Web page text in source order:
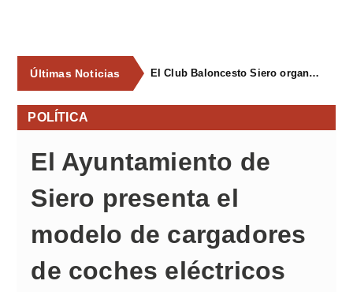
Últimas Noticias El Club Baloncesto Siero organizará su primer campus para niños del 1 al 4 de septiembre en Pola de Siero
POLÍTICA
El Ayuntamiento de
Siero presenta el
modelo de cargadores
de coches eléctricos